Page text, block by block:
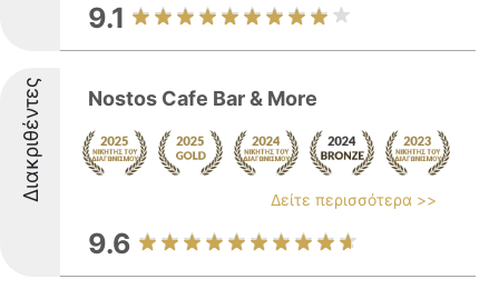
9.1
Διακριθέντες Nostos Cafe Bar & More
Δείτε περισσότερα >>
9.6